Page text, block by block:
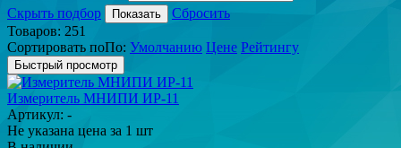
Скрыть подбор
Показать
Сбросить
Товаров: 251
Сортировать поПо: Умолчанию Цене Рейтингу
Быстрый просмотр
Измеритель МНИПИ ИР-11
Артикул: -
Не указана цена за 1 шт